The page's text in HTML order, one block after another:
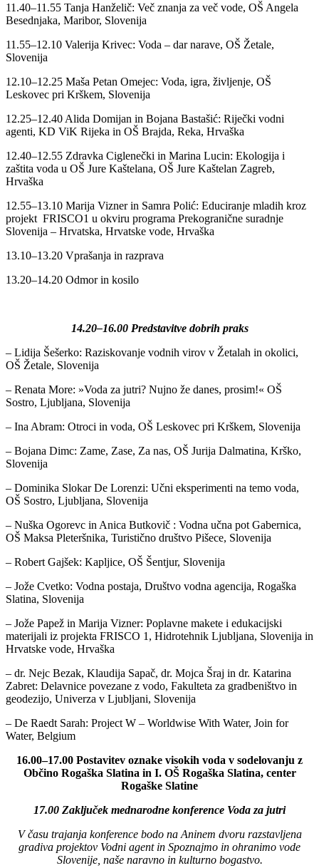
11.40–11.55 Tanja Hanželič: Več znanja za več vode, OŠ Angela
Besednjaka, Maribor, Slovenija
11.55–12.10 Valerija Krivec: Voda – dar narave, OŠ Žetale,
Slovenija
12.10–12.25 Maša Petan Omejec: Voda, igra, življenje, OŠ
Leskovec pri Krškem, Slovenija
12.25–12.40 Alida Domijan in Bojana Bastašić: Riječki vodni
agenti, KD ViK Rijeka in OŠ Brajda, Reka, Hrvaška
12.40–12.55 Zdravka Ciglenečki in Marina Lucin: Ekologija i
zaštita voda u OŠ Jure Kaštelana, OŠ Jure Kaštelan Zagreb,
Hrvaška
12.55–13.10 Marija Vizner in Samra Polić: Educiranje mladih kroz
projekt FRISCO1 u okviru programa Prekogranične suradnje
Slovenija – Hrvatska, Hrvatske vode, Hrvaška
13.10–13.20 Vprašanja in razprava
13.20–14.20 Odmor in kosilo
14.20–16.00 Predstavitve dobrih praks
– Lidija Šešerko: Raziskovanje vodnih virov v Žetalah in okolici,
OŠ Žetale, Slovenija
– Renata More: »Voda za jutri? Nujno že danes, prosim!« OŠ
Sostro, Ljubljana, Slovenija
– Ina Abram: Otroci in voda, OŠ Leskovec pri Krškem, Slovenija
– Bojana Dimc: Zame, Zase, Za nas, OŠ Jurija Dalmatina, Krško,
Slovenija
– Dominika Slokar De Lorenzi: Učni eksperimenti na temo voda,
OŠ Sostro, Ljubljana, Slovenija
– Nuška Ogorevc in Anica Butkovič : Vodna učna pot Gabernica,
OŠ Maksa Pleteršnika, Turistično društvo Pišece, Slovenija
– Robert Gajšek: Kapljice, OŠ Šentjur, Slovenija
– Jože Cvetko: Vodna postaja, Društvo vodna agencija, Rogaška
Slatina, Slovenija
– Jože Papež in Marija Vizner: Poplavne makete i edukacijski
materijali iz projekta FRISCO 1, Hidrotehnik Ljubljana, Slovenija in
Hrvatske vode, Hrvaška
– dr. Nejc Bezak, Klaudija Sapač, dr. Mojca Šraj in dr. Katarina
Zabret: Delavnice povezane z vodo, Fakulteta za gradbeništvo in
geodezijo, Univerza v Ljubljani, Slovenija
– De Raedt Sarah: Project W – Worldwise With Water, Join for
Water, Belgium
16.00–17.00 Postavitev oznake visokih voda v sodelovanju z
Občino Rogaška Slatina in I. OŠ Rogaška Slatina, center
Rogaške Slatine
17.00 Zaključek mednarodne konference Voda za jutri
V času trajanja konference bodo na Aninem dvoru razstavljena
gradiva projektov Vodni agent in Spoznajmo in ohranimo vode
Slovenije, naše naravno in kulturno bogastvo.